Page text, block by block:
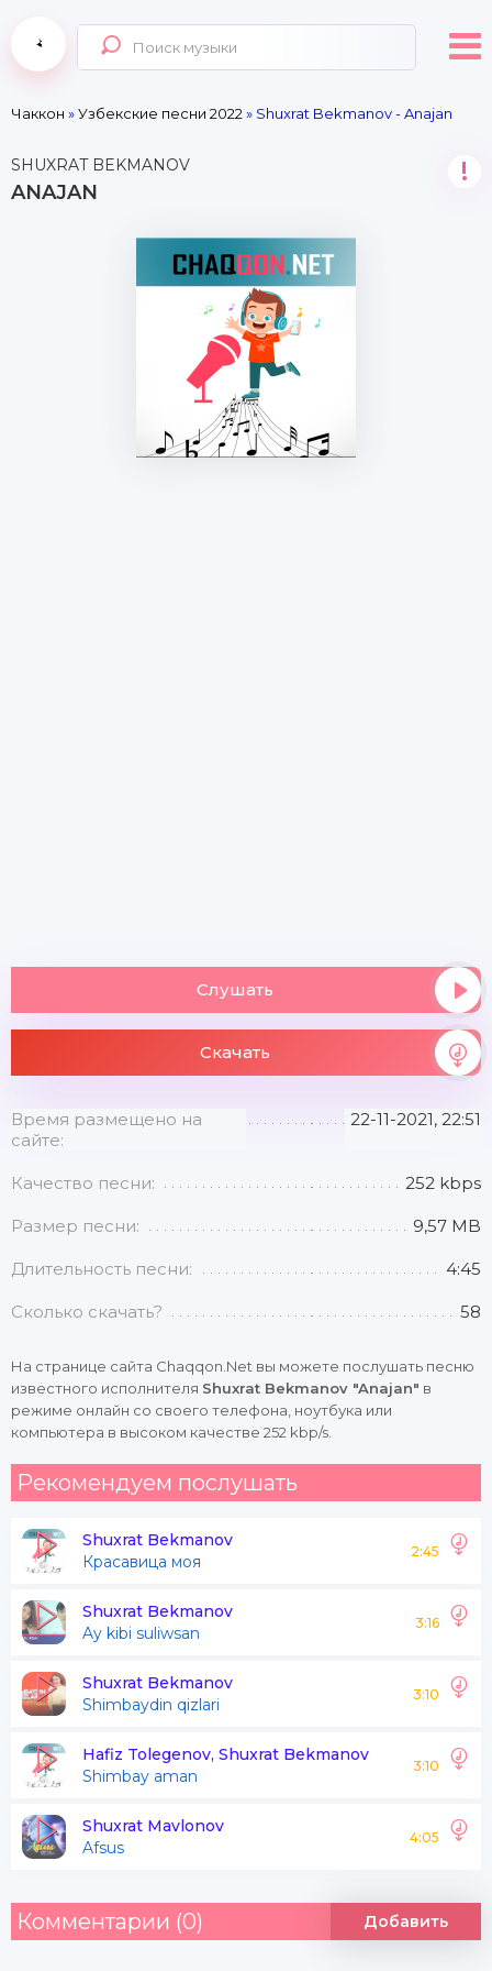
Чаккон »Узбекские песни 2022 » Shuxrat Bekmanov - Anajan
SHUXRAT BEKMANOV
ANAJAN
!
Слушать
Скачать
Время размещено на
сайте:
22-11-2021, 22:51
Качество песни: 252 kbps
Размер песни: 9,57 MB
Длительность песни: 4:45
Сколько скачать? 58
На странице сайта Chaqqon.Net вы можете послушать песню
известного исполнителя Shuxrat Bekmanov "Anajan" в
режиме онлайн со своего телефона, ноутбука или
компьютера в высоком качестве 252 kbp/s.
Рекомендуем послушать
Shuxrat Bekmanov
Красавица моя
2:45
Shuxrat Bekmanov
Ay kibi suliwsan
3:16
Shuxrat Bekmanov
Shimbaydin qizlari
3:10
Hafiz Tolegenov, Shuxrat Bekmanov
Shimbay aman
3:10
Shuxrat Mavlonov
Afsus
4:05
Комментарии (0) Добавить